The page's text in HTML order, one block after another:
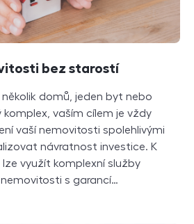
bez starostí
domů, jeden byt nebo
vaším cílem je vždy
vaší nemovitosti spolehlivými
návratnost investice. K
využít komplexní služby
s garancí…